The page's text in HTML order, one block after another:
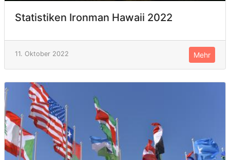
Statistiken Ironman Hawaii 2022
11. Oktober 2022 Mehr